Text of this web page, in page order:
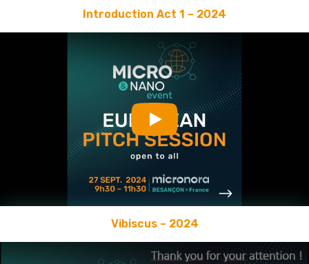
Introduction Act 1 – 2024
Play
Vibiscus – 2024